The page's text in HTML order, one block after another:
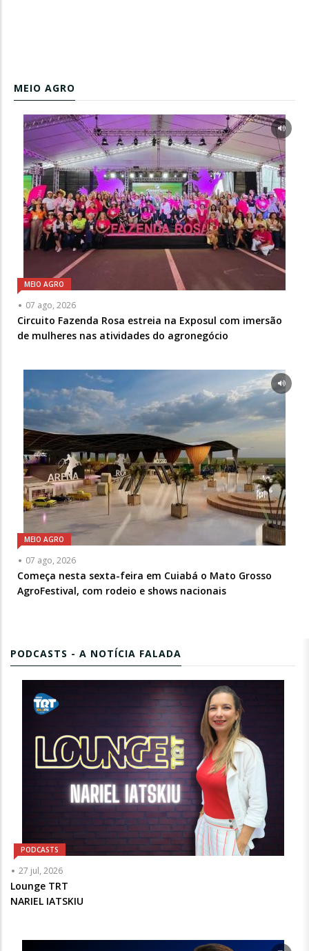
MEIO AGRO
MEIO AGRO
07 ago, 2026
Circuito Fazenda Rosa estreia na Exposul com imersão
de mulheres nas atividades do agronegócio
MEIO AGRO
07 ago, 2026
Começa nesta sexta-feira em Cuiabá o Mato Grosso
AgroFestival, com rodeio e shows nacionais
PODCASTS - A NOTÍCIA FALADA
PODCASTS
27 jul, 2026
Articulista
ou
Chamada
Lounge TRT
NARIEL IATSKIU